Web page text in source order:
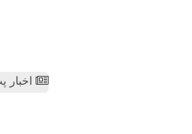
اخبار